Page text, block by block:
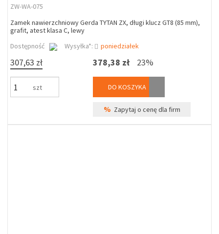
ZW-WA-075
Zamek nawierzchniowy Gerda TYTAN ZX, długi klucz GT8 (85 mm),
grafit, atest klasa C, lewy
Dostępność
Wysyłka*: poniedziałek
307,63 zł
szt
378,38 zł 23%
DO KOSZYKA
% Zapytaj o cenę dla firm